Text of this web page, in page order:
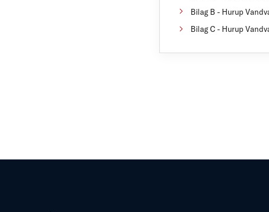
Bilag B - Hurup
Bilag C - Hurup